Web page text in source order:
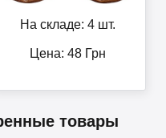
На складе: 4 шт.
Цена: 48Грн
товары